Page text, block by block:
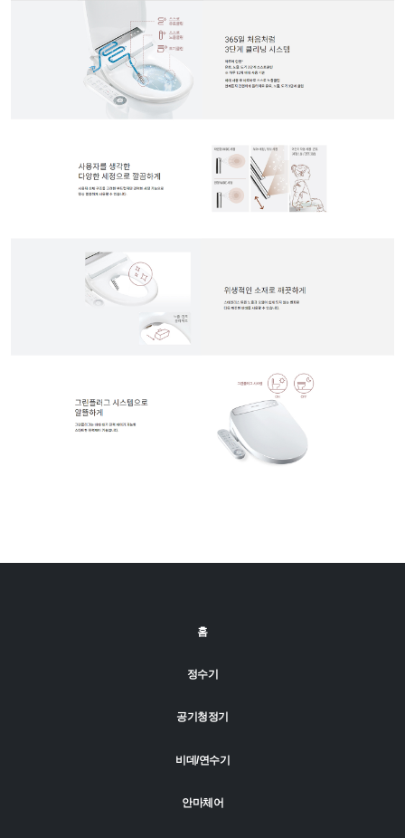
홈
정수기
공기청정기
비데/연수기
안마체어